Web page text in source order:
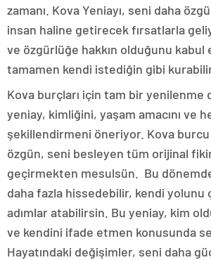
zamanı. Kova Yeniayı, seni daha
insan haline getirecek fırsatlarla
ve özgürlüğe hakkın olduğunu kabul
tamamen kendi istediğin gibi
Kova burçları için tam bir yenilenme
yeniay, kimliğini, yaşam amacını ve
şekillendirmeni öneriyor. Kova
özgün, seni besleyen tüm orijinal
geçirmekten mesulsün. Bu
daha fazla hissedebilir, kendi yolunu
adımlar atabilirsin. Bu yeniay, kim
ve kendini ifade etmen konusunda
Hayatındaki değişimler, seni daha